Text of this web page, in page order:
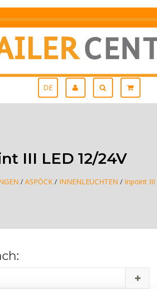
DE
III LED 12/24V
/ ASPÖCK/ INNENLEUCHTEN / Inpoint III